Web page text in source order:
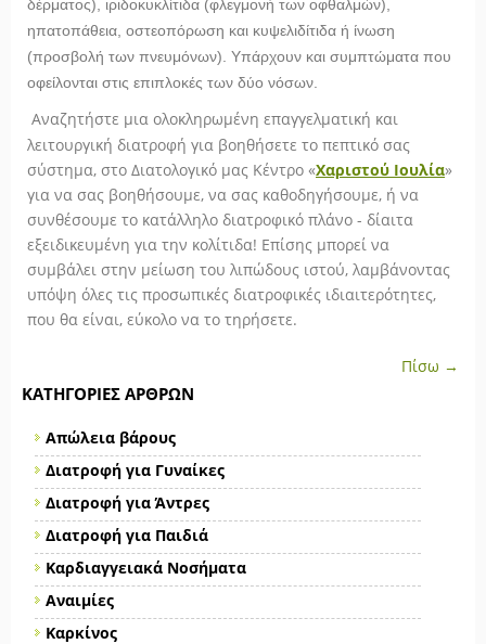
δέρματος), ιριδοκυκλίτιδα (φλεγμονή των οφθαλμών),
ηπατοπάθεια, οστεοπόρωση και κυψελιδίτιδα ή ίνωση
(προσβολή των πνευμόνων). Υπάρχουν και συμπτώματα που
οφείλονται στις επιπλοκές των δύο νόσων.
Αναζητήστε μια ολοκληρωμένη επαγγελματική και
λειτουργική διατροφή για βοηθήσετε το πεπτικό σας
σύστημα, στο Διατολογικό μας Κέντρο «Χαριστού Ιουλία»
για να σας βοηθήσουμε, να σας καθοδηγήσουμε, ή να
συνθέσουμε το κατάλληλο διατροφικό πλάνο - δίαιτα
εξειδικευμένη για την κολίτιδα! Επίσης μπορεί να
συμβάλει στην μείωση του λιπώδους ιστού, λαμβάνοντας
υπόψη όλες τις προσωπικές διατροφικές ιδιαιτερότητες,
που θα είναι, εύκολο να το τηρήσετε.
Πίσω →
ΚΑΤΗΓΟΡΊΕΣ ΆΡΘΡΩΝ
Απώλεια βάρους
Διατροφή για Γυναίκες
Διατροφή για Άντρες
Διατροφή για Παιδιά
Καρδιαγγειακά Νοσήματα
Αναιμίες
Καρκίνος